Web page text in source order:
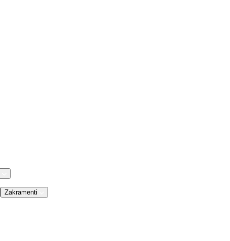
Zakramenti